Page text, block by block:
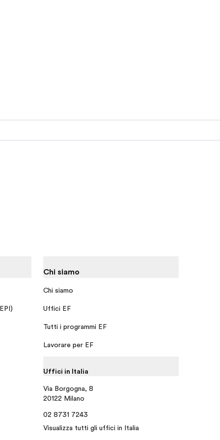
Chi siamo
Chi siamo
Uffici EF
Tutti i programmi EF
Lavorare per EF
Uffici in Italia
Via Borgogna, 8
20122 Milano
02 8731 7243
Visualizza tutti gli uffici in Italia